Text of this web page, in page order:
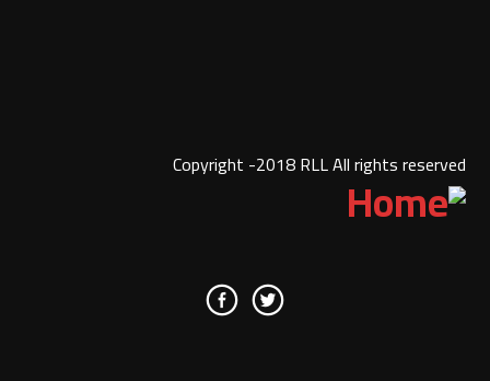
Copyright -2018 RLL All rights reserved